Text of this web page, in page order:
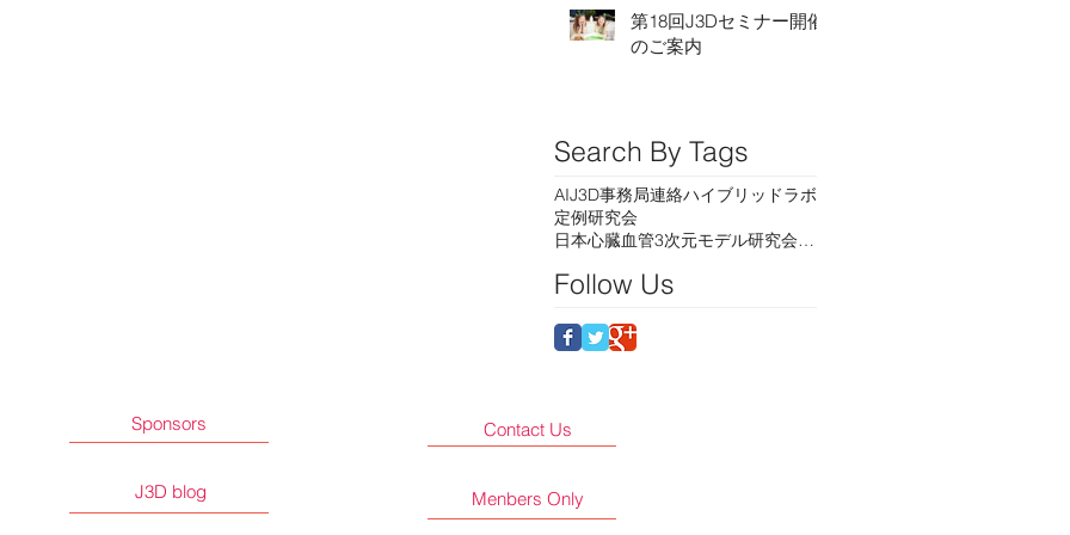
第18回J3Dセミナー開催
のご案内
Search By Tags
AIJ3D事務局連絡ハイブリッドラボ
定例研究会
日本心臓血管3次元モデル研究会セミナー
Follow Us
Sponsors
J3D blog
Contact Us
Menbers Only